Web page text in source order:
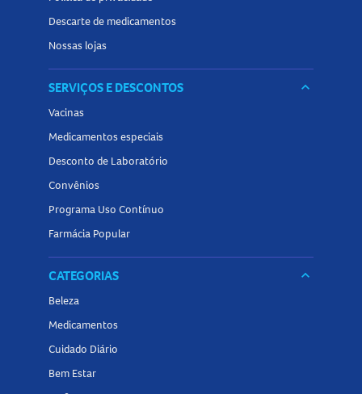
Descarte de medicamentos
Nossas lojas
SERVIÇOS E DESCONTOS keyboard_arrow_down
Vacinas
Medicamentos especiais
Desconto de Laboratório
Convênios
Programa Uso Contínuo
Farmácia Popular
CATEGORIAS keyboard_arrow_down
Beleza
Medicamentos
Cuidado Diário
Bem Estar